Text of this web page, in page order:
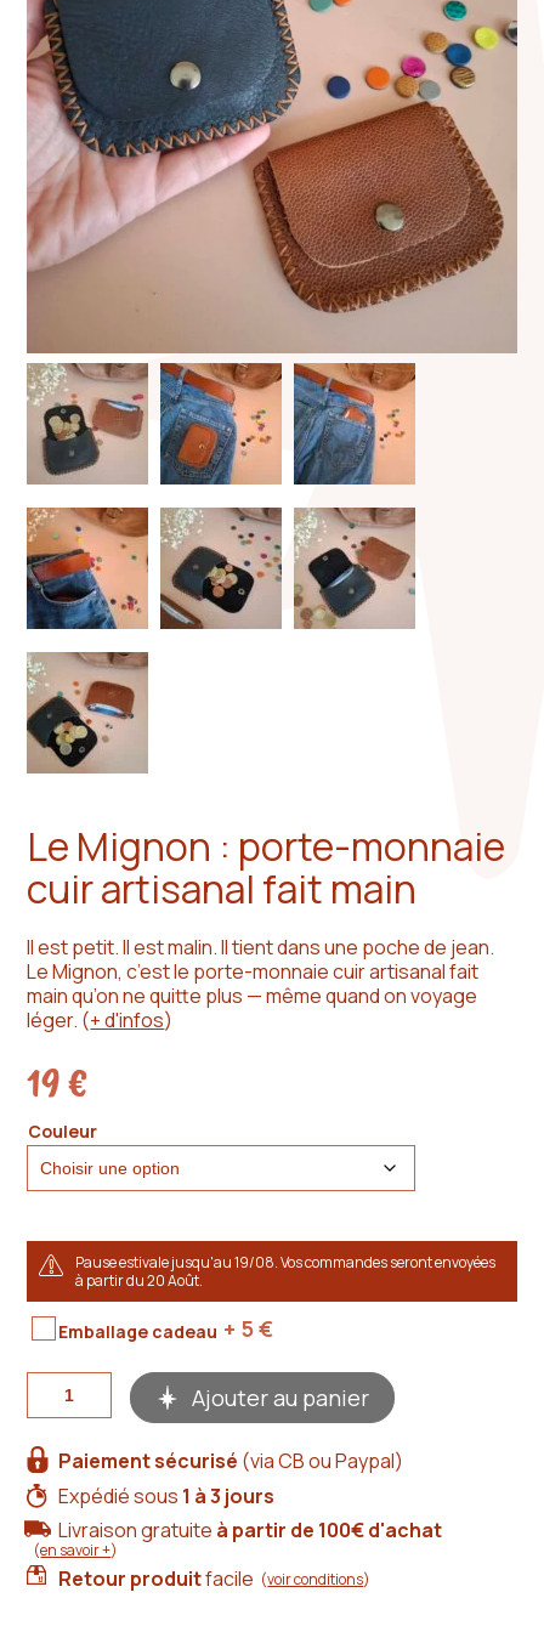
Le Mignon : porte-monnaie
cuir artisanal fait main
Il est petit. Il est malin. Il tient dans une poche de jean.
Le Mignon, c’est le porte-monnaie cuir artisanal fait
main qu’on ne quitte plus — même quand on voyage
léger. (+ d'infos)
19€
Couleur
Pause estivale jusqu'au 19/08. Vos commandes seront envoyées
à partir du 20 Août.
Emballage cadeau + 5€
quantité
Le
Mignon
:
porte-
monnaie
cuir
artisanal
fait
Ajouter au panier
Paiement sécurisé (via CB ou Paypal)
Expédié sous 1 à 3 jours
Livraison gratuite à partir de 100€ d'achat
(en savoir +)
Retour produitfacile (voir conditions)